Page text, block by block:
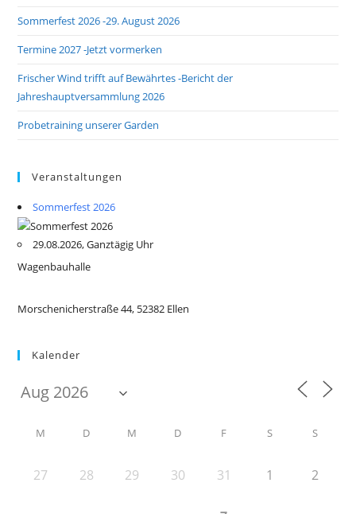
Sommerfest 2026 -29. August 2026
Termine 2027 -Jetzt vormerken
Frischer Wind trifft auf Bewährtes -Bericht der
Jahreshauptversammlung 2026
Probetraining unserer Garden
Veranstaltungen
Sommerfest 2026
29.08.2026, Ganztägig Uhr
Wagenbauhalle
Morschenicherstraße 44, 52382 Ellen
Kalender
M D M D F S S
27 28 29 30 31 1 2